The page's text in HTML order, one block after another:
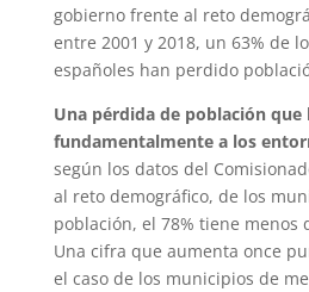
gobierno frente al reto
entre 2001 y 2018, un 63% de
españoles han perdido
Una pérdida de población que
fundamentalmente a los
según los datos del
al reto demográfico, de los
población, el 78% tiene menos
Una cifra que aumenta once
el caso de los municipios de